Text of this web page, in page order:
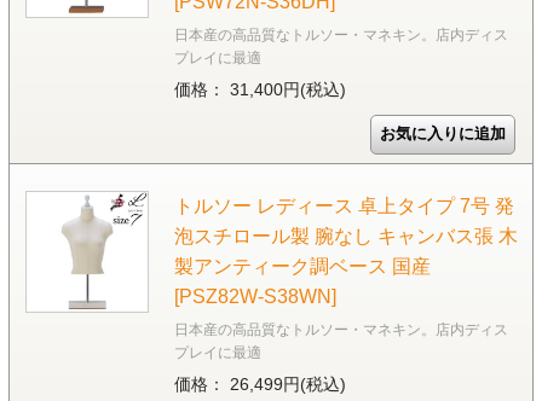
日本産の高品質なトルソー・マネキン。店内ディス
プレイに最適
価格： 31,400円(税込)
トルソー レディース 卓上タイプ 7号 発
泡スチロール製 腕なし キャンバス張 木
製アンティーク調ベース 国産
[PSZ82W-S38WN]
日本産の高品質なトルソー・マネキン。店内ディス
プレイに最適
価格： 26,499円(税込)